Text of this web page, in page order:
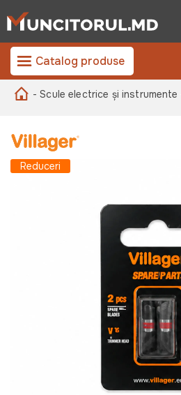
Catalog produse
- Scule electrice și instrumente
Reduceri